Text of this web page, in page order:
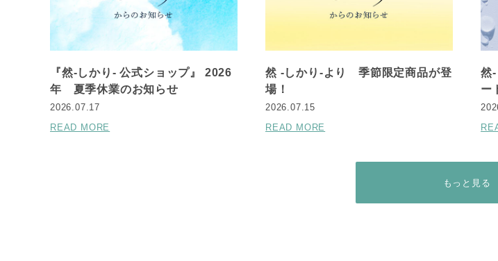
『然-しかり- 公式ショップ』 2026
年 夏季休業のお知らせ
2026.07.17
READ MORE
然 -しかり-より 季節限定商品が登
場！
2026.07.15
READ MORE
然
ー
もっと見る